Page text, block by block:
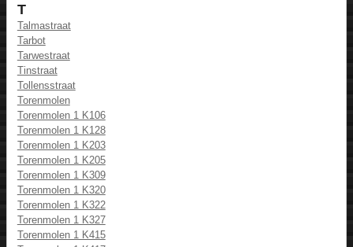
T
Talmastraat
Tarbot
Tarwestraat
Tinstraat
Tollensstraat
Torenmolen
Torenmolen 1 K106
Torenmolen 1 K128
Torenmolen 1 K203
Torenmolen 1 K205
Torenmolen 1 K309
Torenmolen 1 K320
Torenmolen 1 K322
Torenmolen 1 K327
Torenmolen 1 K415